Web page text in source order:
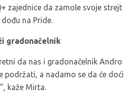
zajednice da zamole svoje strejt
na Pride.
gradonačelnik
da nas i gradonačelnik Andro
podržati, a nadamo se da će doći
kaže Mirta.